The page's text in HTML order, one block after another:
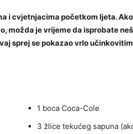
i cvjetnjacima početkom ljeta.
možda je vrijeme da isprobate
sprej se pokazao vrlo
1 boca Coca-Cole
3 žlice tekućeg sapuna